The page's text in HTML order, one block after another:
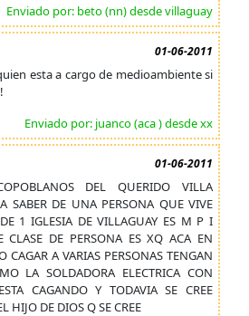
Enviado por: beto (nn) desde villaguay
01-06-2011
esta a cargo de medioambiente si
Enviado por: juanco (aca ) desde xx
01-06-2011
DEL QUERIDO VILLA
SABER DE UNA PERSONA QUE VIVE
1 IGLESIA DE VILLAGUAY ES M P I
CLASE DE PERSONA ES XQ ACA EN
CAGAR A VARIAS PERSONAS TENGAN
LA SOLDADORA ELECTRICA CON
CAGANDO Y TODAVIA SE CREE
HIJO DE DIOS Q SE CREE